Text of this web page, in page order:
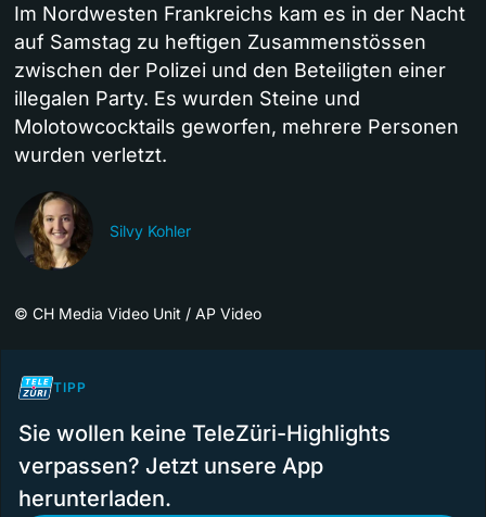
Im Nordwesten Frankreichs kam es in der Nacht
auf Samstag zu heftigen Zusammenstössen
zwischen der Polizei und den Beteiligten einer
illegalen Party. Es wurden Steine und
Molotowcocktails geworfen, mehrere Personen
wurden verletzt.
Silvy Kohler
© CH Media Video Unit / AP Video
TIPP
Sie wollen keine TeleZüri-Highlights
verpassen? Jetzt unsere App
herunterladen.